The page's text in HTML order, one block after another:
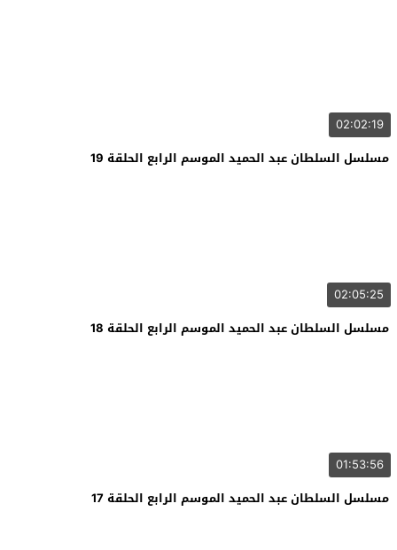
02:02:19
مسلسل السلطان عبد الحميد الموسم الرابع الحلقة 19
02:05:25
مسلسل السلطان عبد الحميد الموسم الرابع الحلقة 18
01:53:56
مسلسل السلطان عبد الحميد الموسم الرابع الحلقة 17